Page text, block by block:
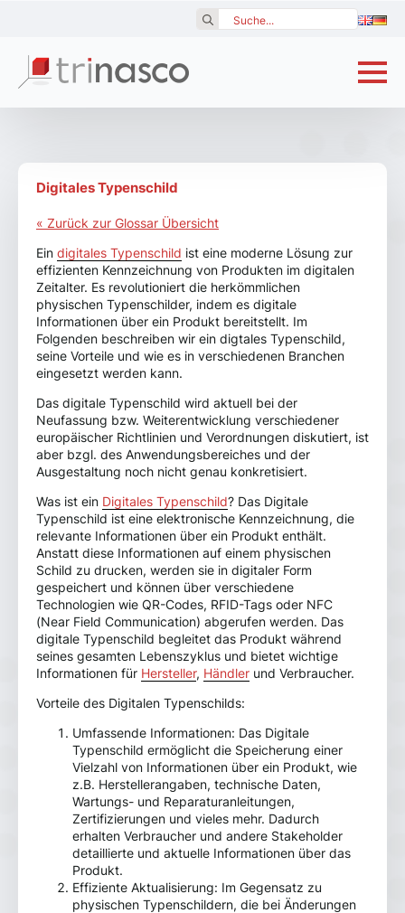
Search
Digitales Typenschild
« Zurück zur Glossar Übersicht
Ein digitales Typenschild ist eine moderne Lösung zur
effizienten Kennzeichnung von Produkten im digitalen
Zeitalter. Es revolutioniert die herkömmlichen
physischen Typenschilder, indem es digitale
Informationen über ein Produkt bereitstellt. Im
Folgenden beschreiben wir ein digtales Typenschild,
seine Vorteile und wie es in verschiedenen Branchen
eingesetzt werden kann.
Das digitale Typenschild wird aktuell bei der
Neufassung bzw. Weiterentwicklung verschiedener
europäischer Richtlinien und Verordnungen diskutiert, ist
aber bzgl. des Anwendungsbereiches und der
Ausgestaltung noch nicht genau konkretisiert.
Was ist ein Digitales Typenschild? Das Digitale
Typenschild ist eine elektronische Kennzeichnung, die
relevante Informationen über ein Produkt enthält.
Anstatt diese Informationen auf einem physischen
Schild zu drucken, werden sie in digitaler Form
gespeichert und können über verschiedene
Technologien wie QR-Codes, RFID-Tags oder NFC
(Near Field Communication) abgerufen werden. Das
digitale Typenschild begleitet das Produkt während
seines gesamten Lebenszyklus und bietet wichtige
Informationen für Hersteller, Händler und Verbraucher.
Vorteile des Digitalen Typenschilds:
Umfassende Informationen: Das Digitale
Typenschild ermöglicht die Speicherung einer
Vielzahl von Informationen über ein Produkt, wie
z.B. Herstellerangaben, technische Daten,
Wartungs- und Reparaturanleitungen,
Zertifizierungen und vieles mehr. Dadurch
erhalten Verbraucher und andere Stakeholder
detaillierte und aktuelle Informationen über das
Produkt.
Effiziente Aktualisierung: Im Gegensatz zu
physischen Typenschildern, die bei Änderungen